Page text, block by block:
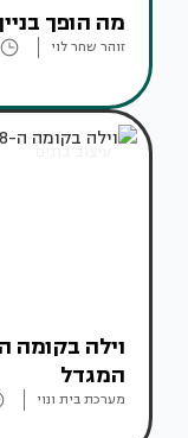
מה הופך
זוהר שחר לוי
עיצוב בתים
המגדל
מערכת בית ונוי